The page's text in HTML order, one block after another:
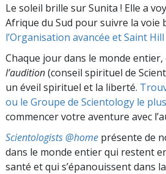
Le soleil brille sur Sunita ! Elle a
Afrique du Sud pour suivre la voie
l’Organisation avancée et Saint
Chaque jour dans le monde
l’audition(conseil spirituel de
un éveil spirituel et la liberté.
ou le Groupe de Scientology le
commencer votre aventure avec
Scientologists @home présente de
dans le monde entier qui restent
santé et qui s’épanouissent dans